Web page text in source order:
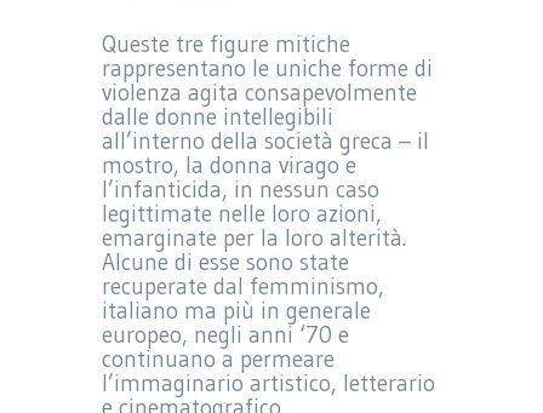
Queste tre figure mitiche
rappresentano le uniche forme di
violenza agita consapevolmente
dalle donne intellegibili
all’interno della società greca – il
mostro, la donna virago e
l’infanticida, in nessun caso
legittimate nelle loro azioni,
emarginate per la loro alterità.
Alcune di esse sono state
recuperate dal femminismo,
italiano ma più in generale
europeo, negli anni ‘70 e
continuano a permeare
l’immaginario artistico, letterario